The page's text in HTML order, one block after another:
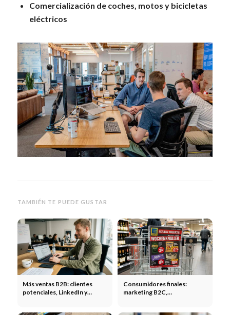
Comercialización de coches, motos y bicicletas
eléctricos
TAMBIÉN TE PUEDE GUSTAR
Más ventas B2B: clientes
potenciales, LinkedIn y
Consumidores finales:
marketing B2C,